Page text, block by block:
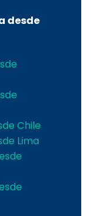
desde
Chile
Lima